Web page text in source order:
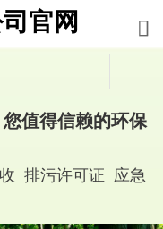
官网
值得信赖的环保
排污许可证 应急